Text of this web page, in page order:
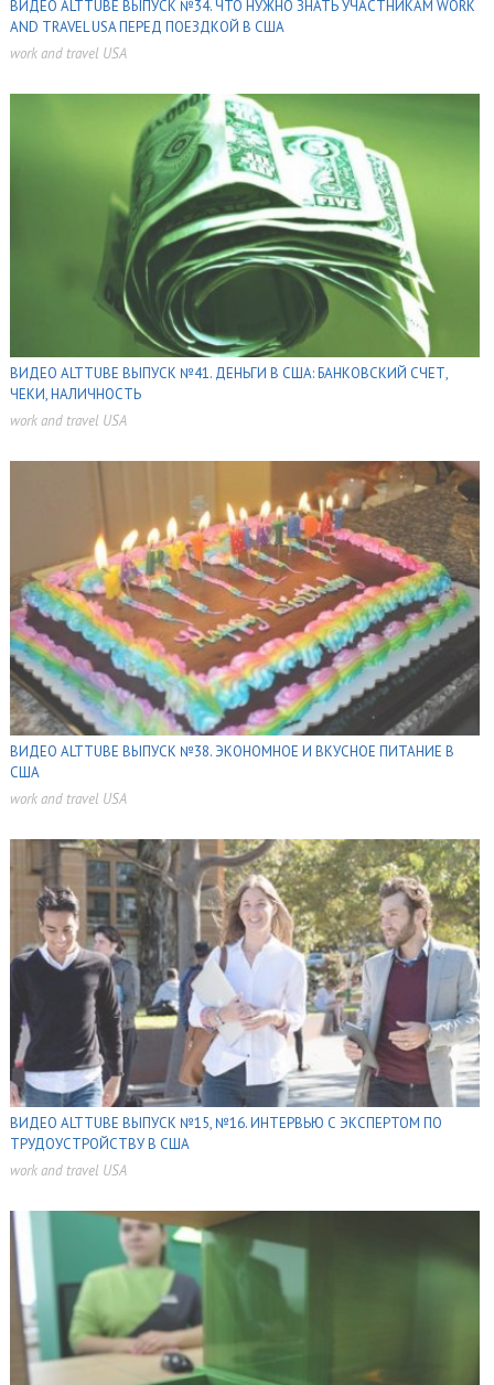
ВИДЕО ALTTUBE ВЫПУСК №34. ЧТО НУЖНО ЗНАТЬ УЧАСТНИКАМ WORK
AND TRAVEL USA ПЕРЕД ПОЕЗДКОЙ В США
work and travel USA
ВИДЕО ALTTUBE ВЫПУСК №41. ДЕНЬГИ В США: БАНКОВСКИЙ СЧЕТ,
ЧЕКИ, НАЛИЧНОСТЬ
work and travel USA
ВИДЕО ALTTUBE ВЫПУСК №38. ЭКОНОМНОЕ И ВКУСНОЕ ПИТАНИЕ В
США
work and travel USA
ВИДЕО ALTTUBE ВЫПУСК №15, №16. ИНТЕРВЬЮ С ЭКСПЕРТОМ ПО
ТРУДОУСТРОЙСТВУ В США
work and travel USA